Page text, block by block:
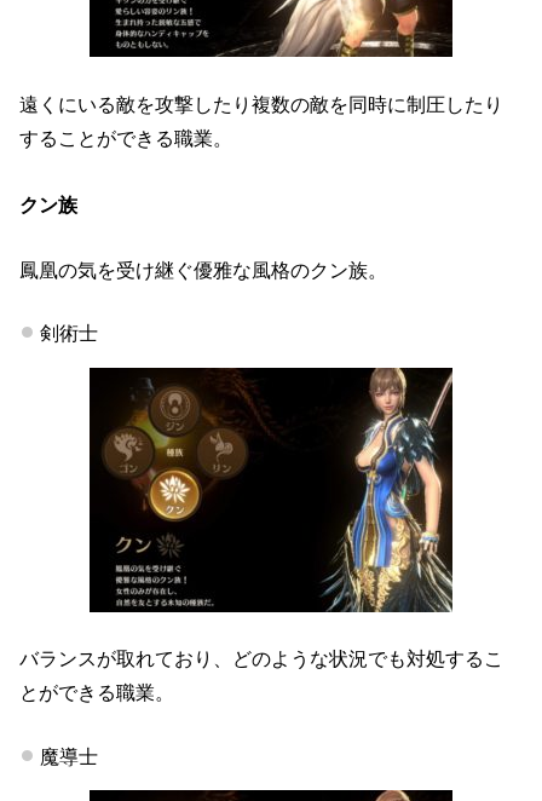
遠くにいる敵を攻撃したり複数の敵を同時に制圧したり
することができる職業。
クン族
鳳凰の気を受け継ぐ優雅な風格のクン族。
剣術士
バランスが取れており、どのような状況でも対処するこ
とができる職業。
魔導士